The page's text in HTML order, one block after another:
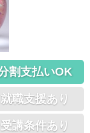
割支払いOK
就職支援あり
受講条件あり